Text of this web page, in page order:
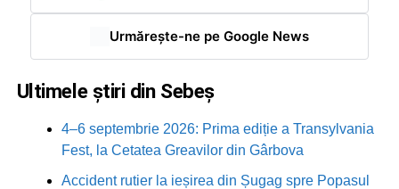
Urmărește-ne pe Google News
Ultimele știri din Sebeș
4–6 septembrie 2026: Prima ediție a Transylvania
Fest, la Cetatea Greavilor din Gârbova
Accident rutier la ieșirea din Șugag spre Popasul